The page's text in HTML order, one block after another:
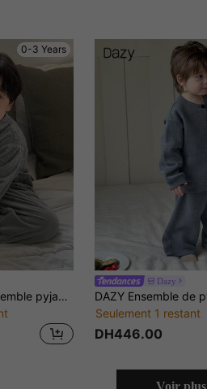
0-3 Years
DAZY 2 pièces Ensemble pyjama pour bébé garçon, couleur unie, confortable, style coréen, cardigan à manches longues et pantalon décontracté, automne, hiver, tout-petit
Dazy
Seulement 1 restant
DH446.00
Voir plus